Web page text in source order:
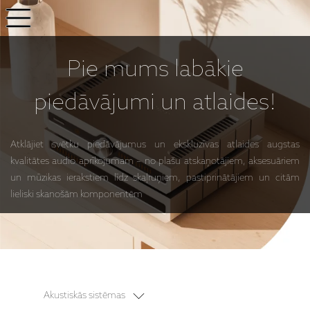
Pie mumslabākie
piedāvājumi un atlaides!
Atklājiet svētku piedāvājumus un ekskluzīvas atlaides augstas
kvalitātes audio aprīkojumam – no plašu atskaņotājiem, aksesuāriem
un mūzikas ierakstiem līdz skaļruņiem, pastiprinātājiem un citām
lieliski skanošām komponentēm
Akustiskās sistēmas